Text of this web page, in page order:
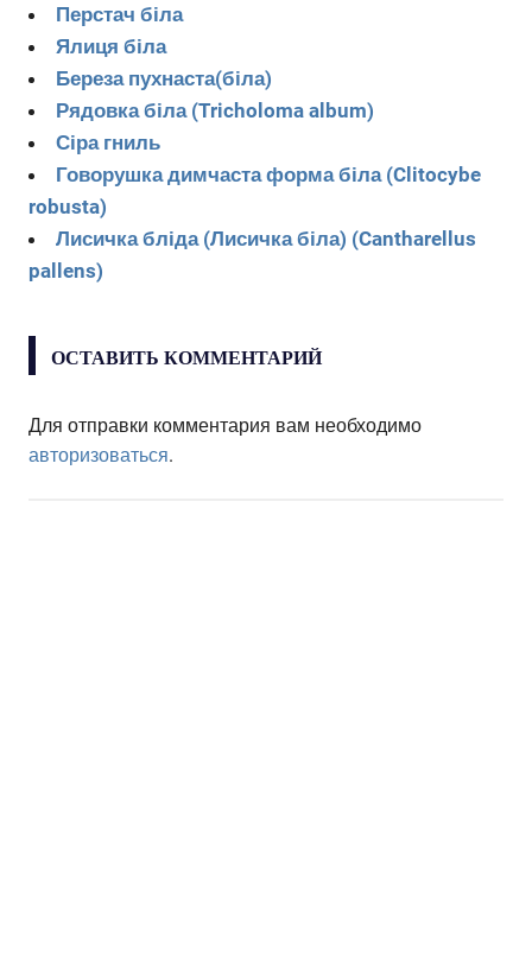
Перстач біла
Ялиця біла
Береза пухнаста(біла)
Рядовка біла (Tricholoma album)
Сіра гниль
Говорушка димчаста форма біла (Clitocybe
robusta)
Лисичка бліда (Лисичка біла) (Cantharellus
pallens)
ОСТАВИТЬ КОММЕНТАРИЙ
Для отправки комментария вам необходимо
авторизоваться.